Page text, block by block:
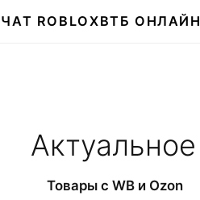
ЧАТ ROBLOXВТБ ОНЛАЙН
Актуальное
Товары с WB и Ozon